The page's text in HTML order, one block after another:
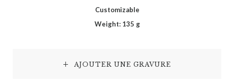
Customizable
Weight: 135 g
AJOUTER UNE GRAVURE